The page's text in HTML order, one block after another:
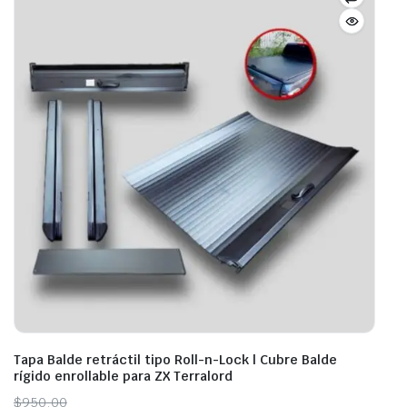
Tapa Balde retráctil tipo Roll-n-Lock | Cubre Balde
rígido enrollable para ZX Terralord
$950,00